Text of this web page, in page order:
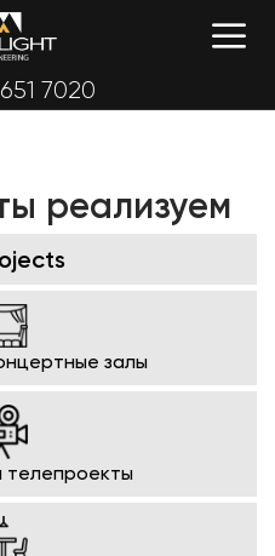
7020
реализуем
залы
телепроекты